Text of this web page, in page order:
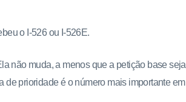
o I-526 ou I-526E.
não muda, a menos que a petição base seja
de prioridade é o número mais importante em